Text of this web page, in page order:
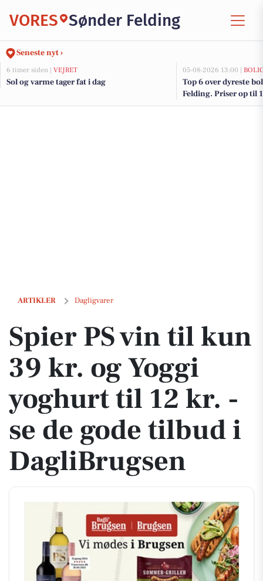
VORES Sønder Felding
Seneste nyt ›
6 timer siden | VEJRET
Sol og varme tager fat i dag
05-08-2026 13:00 |
Top 6 over dyreste
Felding. Priser op til
ARTIKLER Dagligvarer
Spier PS vin til kun 39 kr. og Yoggi yoghurt til 12 kr. - se de gode
Spier PS vin til kun
39 kr. og Yoggi
yoghurt til 12 kr. -
se de gode tilbud i
DagliBrugsen